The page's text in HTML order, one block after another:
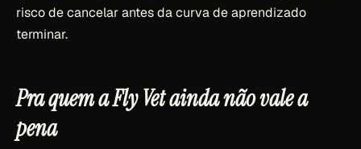
risco de cancelar antes da curva de aprendizado
terminar.
Pra quem a Fly Vet ainda não vale a
pena